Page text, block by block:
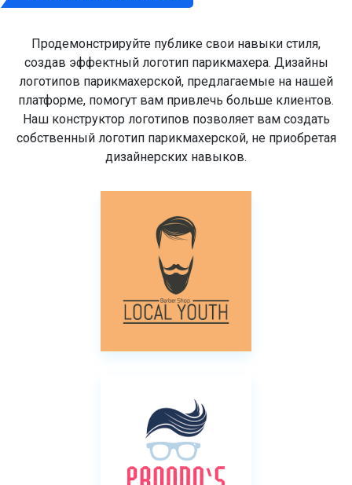
Продемонстрируйте публике свои навыки стиля,
создав эффектный логотип парикмахера. Дизайны
логотипов парикмахерской, предлагаемые на нашей
платформе, помогут вам привлечь больше клиентов.
Наш конструктор логотипов позволяет вам создать
собственный логотип парикмахерской, не приобретая
дизайнерских навыков.